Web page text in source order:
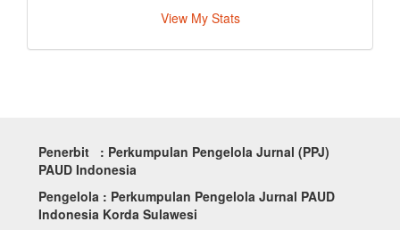
View My Stats
Penerbit : Perkumpulan Pengelola Jurnal (PPJ)
PAUD Indonesia
Pengelola : Perkumpulan Pengelola Jurnal PAUD
Indonesia Korda Sulawesi